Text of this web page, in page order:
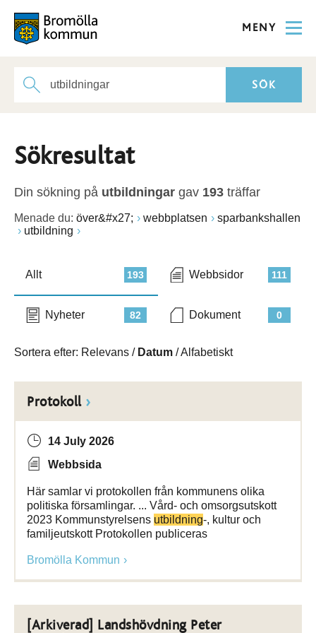
MENY
Sökresultat
Din sökning på utbildningar gav 193 träffar
Menade du: över&#x27; webbplatsen
sparbankshallen
utbildning
193
Allt 111
Webbsidor
82
Nyheter 0
Dokument
Sortera efter: Relevans / Datum /Alfabetiskt
Protokoll
14 July 2026
Webbsida
Här samlar vi protokollen från kommunens olika
politiska församlingar. ... Vård- och omsorgsutskott
2023 Kommunstyrelsens utbildning-, kultur och
familjeutskott Protokollen publiceras
Bromölla Kommun
[Arkiverad] Landshövdning Peter